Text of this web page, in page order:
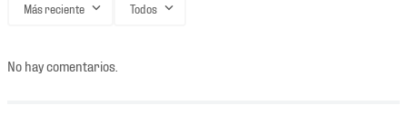
Más reciente Todos
No hay comentarios.